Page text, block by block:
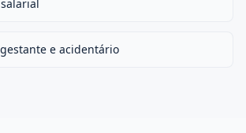
e acidentário